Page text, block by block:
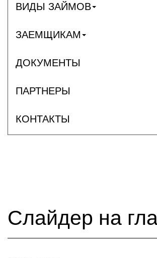
ВИДЫ ЗАЙМОВ
ЗАЕМЩИКАМ
ДОКУМЕНТЫ
ПАРТНЕРЫ
КОНТАКТЫ
Слайдер на